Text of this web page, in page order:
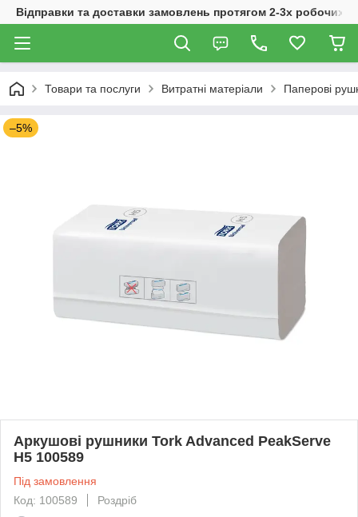
Відправки та доставки замовлень протягом 2-3х робочих
Товари та послуги Витратні матеріали Паперові
–5%
Аркушові рушники Tork Advanced PeakServe
H5 100589
Під замовлення
Код: 100589
Роздріб